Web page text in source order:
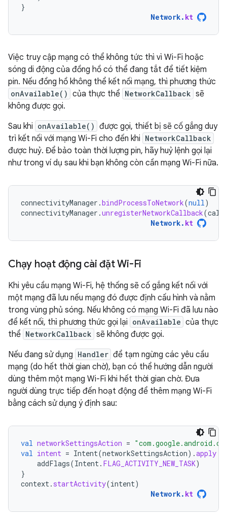
}
Network. kt
Việc truy cập mạng có thể không tức thì vì Wi-Fi hoặc
sóng di động của đồng hồ có thể đang tắt để tiết kiệm
pin. Nếu đồng hồ không thể kết nối mạng, thì phương thức
onAvailable() của thực thể NetworkCallback sẽ
không được gọi.
Sau khi onAvailable() được gọi, thiết bị sẽ cố gắng duy
trì kết nối với mạng Wi-Fi cho đến khi NetworkCallback
được huỷ. Để bảo toàn thời lượng pin, hãy huỷ lệnh gọi lại
như trong ví dụ sau khi bạn không còn cần mạng Wi-Fi nữa.
connectivityManager .bindProcessToNetwork(null)
connectivityManager .unregisterNetworkCallback(
Network. kt
Chạy hoạt động cài đặt Wi-Fi
Khi yêu cầu mạng Wi-Fi, hệ thống sẽ cố gắng kết nối với
một mạng đã lưu nếu mạng đó được định cấu hình và nằm
trong vùng phủ sóng. Nếu không có mạng Wi-Fi đã lưu nào
để kết nối, thì phương thức gọi lại onAvailable của thực
thể NetworkCallback sẽ không được gọi.
Nếu đang sử dụng Handler để tạm ngừng các yêu cầu
mạng (do hết thời gian chờ), bạn có thể hướng dẫn người
dùng thêm một mạng Wi-Fi khi hết thời gian chờ. Đưa
người dùng trực tiếp đến hoạt động để thêm mạng Wi-Fi
bằng cách sử dụng ý định sau:
val networkSettingsAction =
val intent = Intent(networkSettingsAction).apply
addFlags(Intent. FLAG_ACTIVITY_NEW_TASK)
}
context. startActivity(intent)
Network. kt